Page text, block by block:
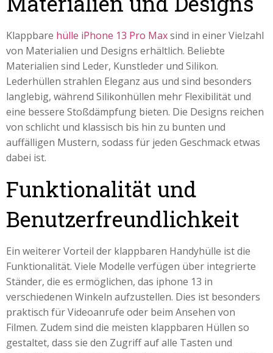
Klappbare hülle iPhone 13 Pro Maxsind in einer Vielzahl
von Materialien und Designs erhältlich. Beliebte
Materialien sind Leder, Kunstleder und Silikon.
Lederhüllen strahlen Eleganz aus und sind besonders
langlebig, während Silikonhüllen mehr Flexibilität und
eine bessere Stoßdämpfung bieten. Die Designs reichen
von schlicht und klassisch bis hin zu bunten und
auffälligen Mustern, sodass für jeden Geschmack etwas
dabei ist.
Funktionalität und
Benutzerfreundlichkeit
Ein weiterer Vorteil der klappbaren Handyhülle ist die
Funktionalität. Viele Modelle verfügen über integrierte
Ständer, die es ermöglichen, das iphone 13 in
verschiedenen Winkeln aufzustellen. Dies ist besonders
praktisch für Videoanrufe oder beim Ansehen von
Filmen. Zudem sind die meisten klappbaren Hüllen so
gestaltet, dass sie den Zugriff auf alle Tasten und